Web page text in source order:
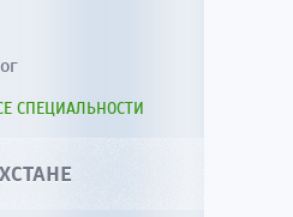
СПЕЦИАЛЬНОСТИ